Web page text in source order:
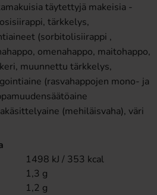
täytettyjä makeisia -
tärkkelys,
(sorbitolisiirappi ,
omenahappo, maitohappo,
muunnettu tärkkelys,
(rasvahappojen mono- ja
(mehiläisvaha), väri
1498 kJ / 353 kcal
1,3 g
1,2 g